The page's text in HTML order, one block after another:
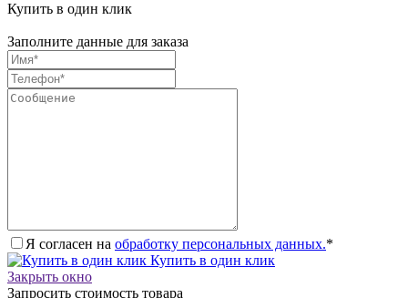
Купить в один клик
Заполните данные для заказа
Я согласен на обработку персональных данных.*
Купить в один клик
Закрыть окно
Запросить стоимость товара